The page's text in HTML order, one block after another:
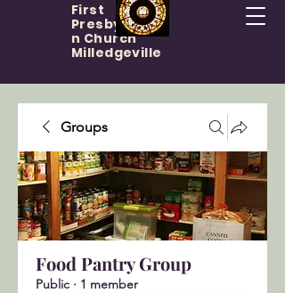
First
Presbyteria
n Church
Milledgeville
Groups
Food Pantry Group
Public · 1 member